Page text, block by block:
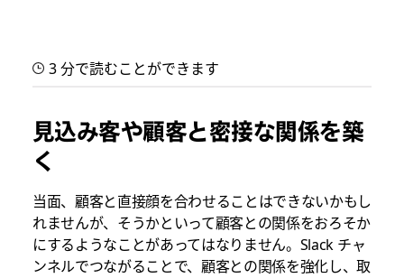
ーディーに
スムーズにしましょう。
3 分で読むことができます
見込み客や顧客と密接な関係を築
く
当面、顧客と直接顔を合わせることはできないかもし
れませんが、そうかといって顧客との関係をおろそか
にするようなことがあってはなりません。Slack チャ
ンネルでつながることで、顧客との関係を強化し、取